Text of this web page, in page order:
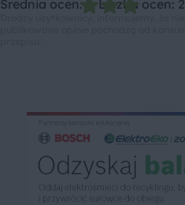
Średnia ocen: 3, Liczba ocen: 2